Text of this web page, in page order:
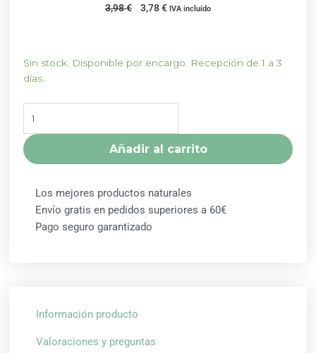
3,98€
El
3,98 €.
3,78€El
3,78 €.
IVA incluido
Sin stock. Disponible por encargo. Recepción de 1 a 3
días.
AZUKIS
500GRS
cantidad
Añadir al carrito
Los mejores productos naturales
Envío gratis en pedidos superiores a 60€
Pago seguro garantizado
Información producto
Valoraciones y preguntas